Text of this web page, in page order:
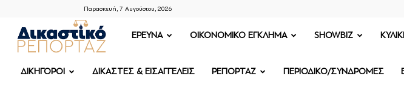
Παρασκευή, 7 Αυγούστου, 2026
ΔΙΚΑΣΤΙΚΟ
ΡΕΠΟΡΤΑΖ
ΕΡΕΥΝΑ OIKONOMIKO ΕΓΚΛΗΜΑ SHOWBIZ
ΔΙΚΗΓΟΡΟΙ ΔΙΚΑΣΤΕΣ & ΕΙΣΑΓΓΕΛΕΙΣ ΡΕΠΟΡΤΑΖ ΠΕΡΙΟΔΙΚΟ/ΣΥΝΔΡΟΜΕΣ